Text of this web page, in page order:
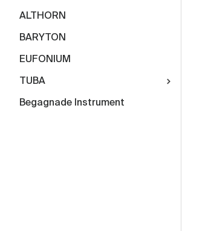
ALTHORN
BARYTON
EUFONIUM
TUBA
Begagnade Instrument